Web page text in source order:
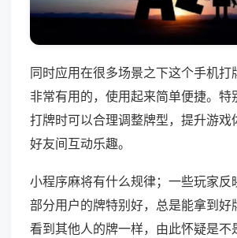
同时应用在很多场景之下这个手机打
非常有用的，使用起来简单便捷。特
打牌时可以合理调整牌型，提升游戏
好友间互动乐趣。
小程序麻将有什么规律；一些玩家反
部分用户的牌特别好，总是能拿到好
看到其他人的牌一样，由此怀疑是不